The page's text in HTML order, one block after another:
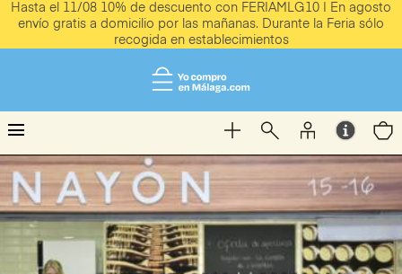
Hasta el 11/08 10% de descuento con FERIAMLG10 | En agosto
envío gratis a domicilio por las mañanas. Durante la Feria sólo
recogida en establecimientos
menu